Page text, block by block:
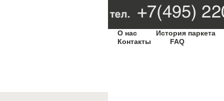
О нас
История паркета
Контакты
FAQ